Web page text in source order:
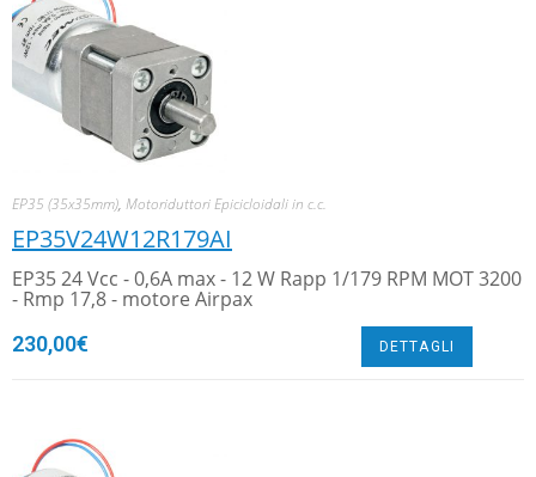
EP35 (35x35mm), Motoriduttori Epicicloidali in c.c.
EP35V24W12R179AI
EP35 24 Vcc - 0,6A max - 12 W Rapp 1/179 RPM MOT 3200
- Rmp 17,8 - motore Airpax
230,00€ DETTAGLI